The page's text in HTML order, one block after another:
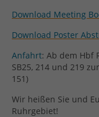
Download Meeting
Download Poster
Anfahrt: Ab dem Hbf
SB25, 214 und 219
151)
Wir heißen Sie und
Ruhrgebiet!